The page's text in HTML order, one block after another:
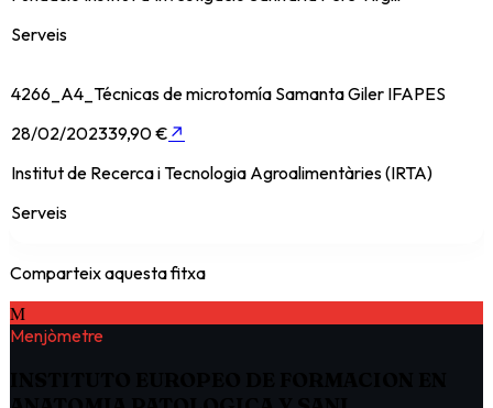
Serveis
4266_A4_Técnicas de microtomía Samanta Giler IFAPES
28/02/202339,90 € ↗
Institut de Recerca i Tecnologia Agroalimentàries (IRTA)
Serveis
Comparteix aquesta fitxa
M
Menjòmetre